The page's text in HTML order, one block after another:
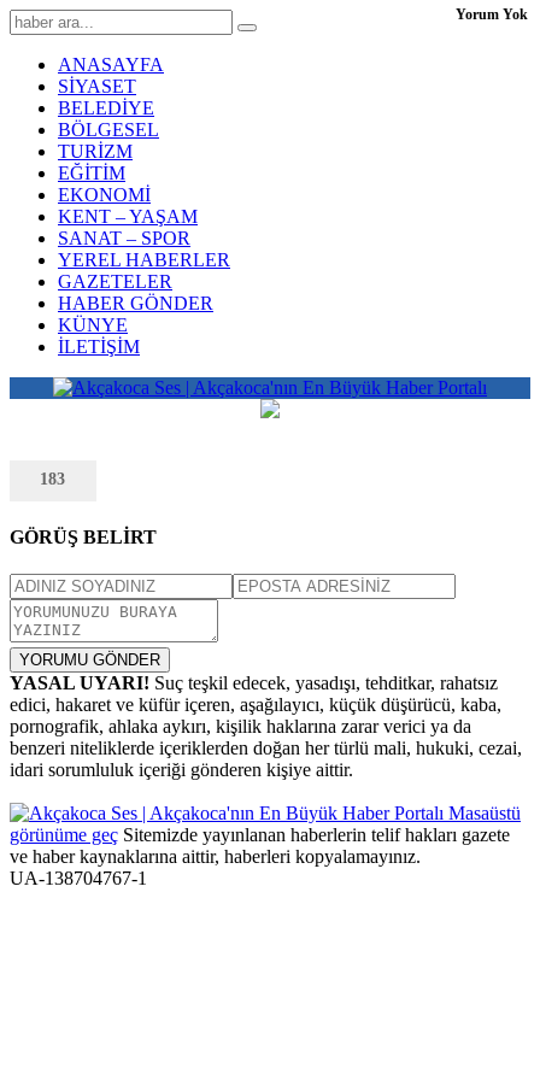
ANASAYFA
SİYASET
BELEDİYE
BÖLGESEL
TURİZM
EĞİTİM
EKONOMİ
KENT – YAŞAM
SANAT – SPOR
YEREL HABERLER
GAZETELER
HABER GÖNDER
KÜNYE
İLETİŞİM
183
GÖRÜŞ BELİRT
Yorum Yok
YORUMU GÖNDER
YASAL UYARI! Suç teşkil edecek, yasadışı, tehditkar, rahatsız
edici, hakaret ve küfür içeren, aşağılayıcı, küçük düşürücü, kaba,
pornografik, ahlaka aykırı, kişilik haklarına zarar verici ya da
benzeri niteliklerde içeriklerden doğan her türlü mali, hukuki, cezai,
idari sorumluluk içeriği gönderen kişiye aittir.
Masaüstü
görünüme geç Sitemizde yayınlanan haberlerin telif hakları gazete
ve haber kaynaklarına aittir, haberleri kopyalamayınız.
UA-138704767-1